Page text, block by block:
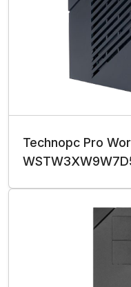
Technopc Pro